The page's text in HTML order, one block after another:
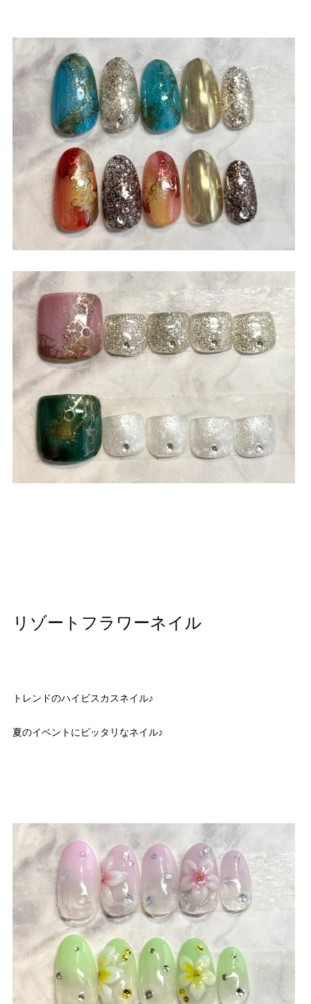
リゾートフラワーネイル
トレンドのハイビスカスネイル♪
夏のイベントにピッタリなネイル♪